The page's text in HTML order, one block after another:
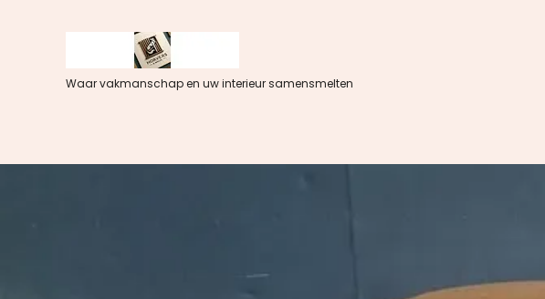
Waar vakmanschap en uw interieur samensmelten